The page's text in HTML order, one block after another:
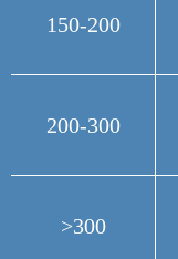
150-200
200-300
>300